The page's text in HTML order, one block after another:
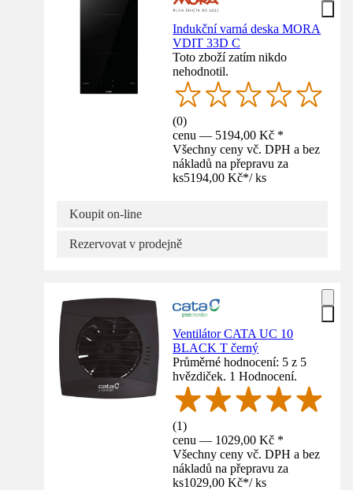
Indukční varná deska MORA
VDIT 33D C
Toto zboží zatím nikdo
nehodnotil.
(0)
cenu — 5194,00 Kč *
Všechny ceny vč. DPH a bez
nákladů na přepravu za
ks5194,00 Kč*/ ks
Koupit on-line
Rezervovat v prodejně
Ventilátor CATA UC 10
BLACK T černý
Průměrné hodnocení: 5 z 5
hvězdiček. 1 Hodnocení.
(1)
cenu — 1029,00 Kč *
Všechny ceny vč. DPH a bez
nákladů na přepravu za
ks1029,00 Kč*/ ks